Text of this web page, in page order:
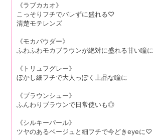
《ラブカカオ》
こっそりフチでバレずに盛れる♡
清楚モテレンズ
《モカパウダー》
ふわふわモカブラウンが絶対に盛れる甘い瞳に
《トリュフグレー》
ぼかし細フチで大人っぽく上品な瞳に
《ブラウンシュー》
ふんわりブラウンで日常使いも◎
《シルキーパール》
ツヤのあるベージュと細フチで今どきeyeに♡